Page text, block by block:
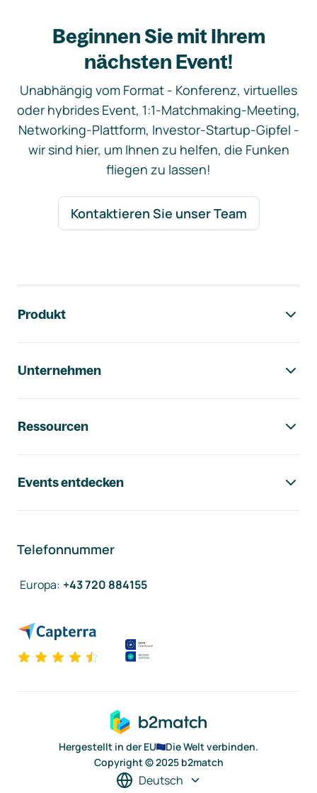
Beginnen Sie mit Ihrem
nächsten Event!
Unabhängig vom Format - Konferenz, virtuelles
oder hybrides Event, 1:1-Matchmaking-Meeting,
Networking-Plattform, Investor-Startup-Gipfel -
wir sind hier, um Ihnen zu helfen, die Funken
fliegen zu lassen!
Kontaktieren Sie unser Team
Produkt
Unternehmen
Ressourcen
Events entdecken
Telefonnummer
Europa: +43 720 884155
Hergestellt in der EU
Die Welt verbinden.
Copyright © 2025 b2match
Deutsch